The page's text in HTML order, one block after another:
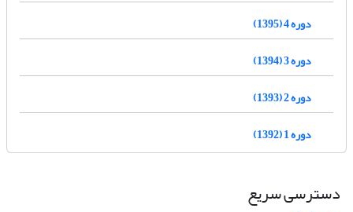
دوره 4 (1395)
دوره 3 (1394)
دوره 2 (1393)
دوره 1 (1392)
دسترسی سریع